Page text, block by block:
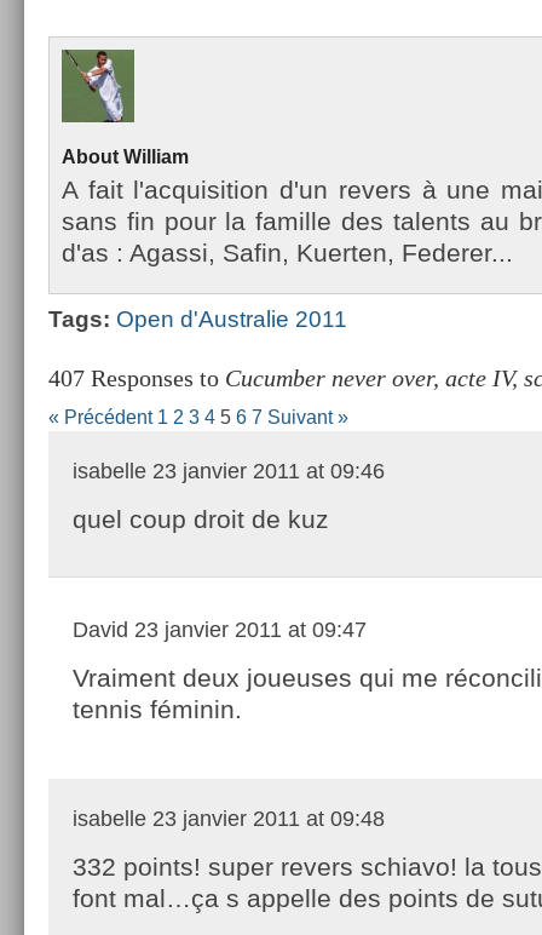
About Wil­liam
A fait l'ac­quisi­tion d'un re­v­ers à une
sans fin pour la famil­le des talents au
d'as : Agas­si, Safin, Kuert­en, Feder­er...
Tags: Open d'Australie 2011
407 Responses to Cucumber never over, acte IV,
« Précédent 1 2 3 4 5 6 7 Suivant »
isabelle 23 janvier 2011 at 09:46
quel coup droit de kuz
David 23 janvier 2011 at 09:47
Vraiment deux joueuses qui me
tennis féminin.
isabelle 23 janvier 2011 at 09:48
332 points! super revers schiavo! la
font mal…ça s appelle des points de